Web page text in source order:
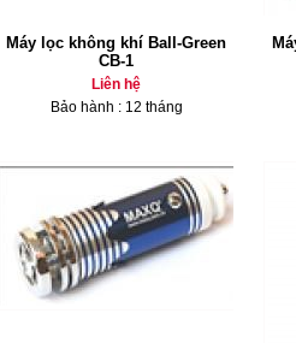
Máy lọc không khí Ball-Green
CB-1
Liên hệ
Bảo hành : 12 tháng